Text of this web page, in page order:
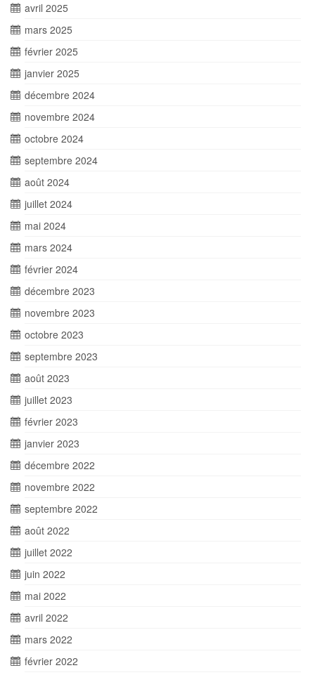
avril 2025
mars 2025
février 2025
janvier 2025
décembre 2024
novembre 2024
octobre 2024
septembre 2024
août 2024
juillet 2024
mai 2024
mars 2024
février 2024
décembre 2023
novembre 2023
octobre 2023
septembre 2023
août 2023
juillet 2023
février 2023
janvier 2023
décembre 2022
novembre 2022
septembre 2022
août 2022
juillet 2022
juin 2022
mai 2022
avril 2022
mars 2022
février 2022